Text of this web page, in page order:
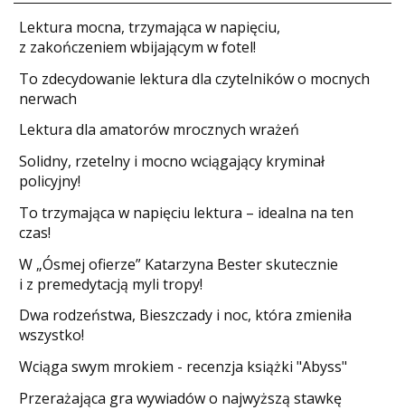
​Lektura mocna, trzymająca w napięciu,
z zakończeniem wbijającym w fotel!
​To zdecydowanie lektura dla czytelników o mocnych
nerwach
Lektura dla amatorów mrocznych wrażeń
Solidny, rzetelny i mocno wciągający kryminał
policyjny!
​To trzymająca w napięciu lektura – idealna na ten
czas!
W „Ósmej ofierze” Katarzyna Bester skutecznie
i z premedytacją myli tropy!
Dwa rodzeństwa, Bieszczady i noc, która zmieniła
wszystko!
Wciąga swym mrokiem - recenzja książki "Abyss"
​Przerażająca gra wywiadów o najwyższą stawkę